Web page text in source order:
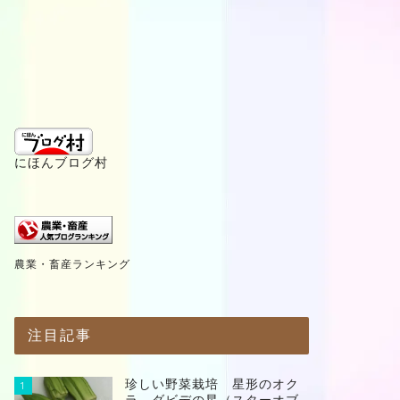
にほんブログ村
農業・畜産ランキング
注目記事
1
珍しい野菜栽培 星形のオク